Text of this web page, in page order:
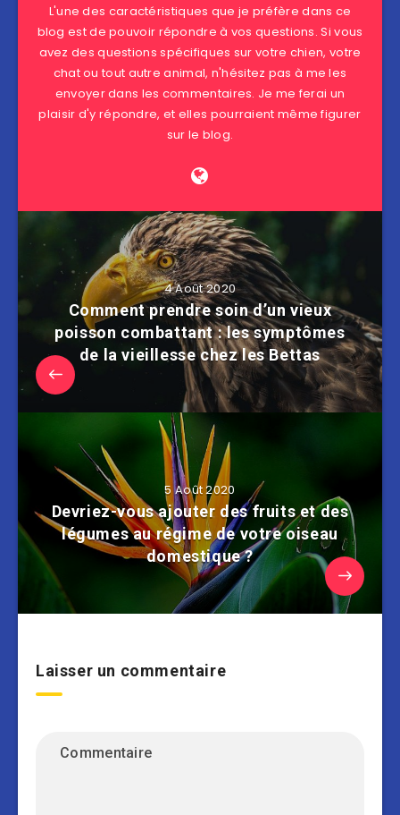
L'une des caractéristiques que je préfère dans ce
blog est de pouvoir répondre à vos questions. Si vous
avez des questions spécifiques sur votre chien, votre
chat ou tout autre animal, n'hésitez pas à me les
envoyer dans les commentaires. Je me ferai un
plaisir d'y répondre, et elles pourraient même figurer
sur le blog.
4 Août 2020
Comment prendre soin d’un vieux
poisson combattant : les symptômes
de la vieillesse chez les Bettas
5 Août 2020
Devriez-vous ajouter des fruits et des
légumes au régime de votre oiseau
domestique ?
Laisser un commentaire